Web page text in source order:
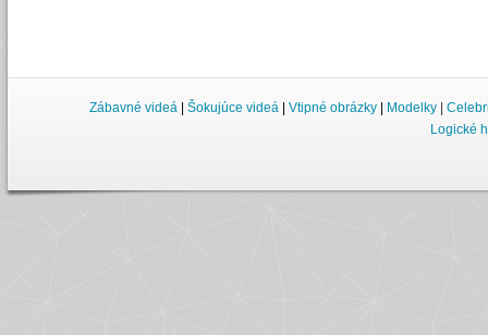
Zábavné videá Šokujúce videá Vtipné obrázky Modelky
Logické